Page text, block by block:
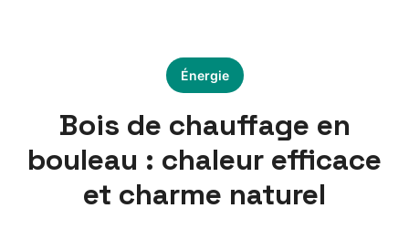
Énergie
Bois de chauffage en
bouleau : chaleur efficace
et charme naturel